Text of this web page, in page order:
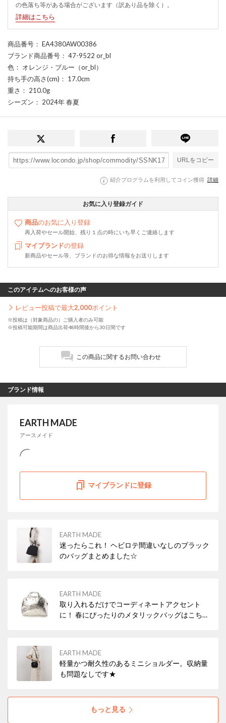
の色落ち等がある場合がございます（訳あり品を除く）。
詳細はこちら
商品番号 ： EA4380AW00386
ブランド商品番号 ： 47-9522 or_bl
色 ： オレンジ・ブルー（or_bl）
持ち手の高さ(cm) ： 17.0cm
重さ ： 210.0g
シーズン ： 2024年 春夏
URLをコピー
紹介プログラムを利用してコイン獲得 詳細
お気に入り登録ガイド
商品のお気に入り登録
再入荷やセール開始、残り１点の時にいち早くご連絡します
マイブランドの登録
新商品やセール等、ブランドのお得な情報をお送りします
このアイテムへのお客様の声
レビュー投稿で最大2,000ポイント
※投稿は（対象商品の）ご購入者のみ可能
※投稿可能期間は商品出荷48時間後から30日間です
この商品に関するお問い合わせ
ブランド情報
EARTH MADE
アースメイド
マイブランドに登録
EARTH MADE
迷ったらこれ！ ヘビロテ間違いなしのブラック
のバッグまとめました☆
EARTH MADE
取り入れるだけでコーディネートアクセント
に！ 春にぴったりのメタリックバッグはこちら
EARTH MADE
軽量かつ耐久性のあるミニショルダー。収納量
も問題なしです★
もっと見る